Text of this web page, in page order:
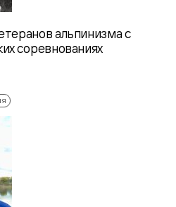
альпинизма с
соревнованиях